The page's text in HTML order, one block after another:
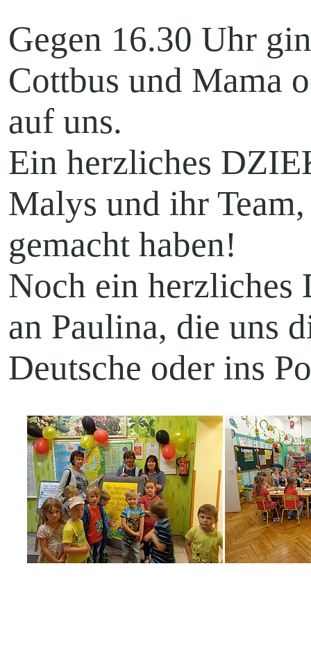
Gegen 16.30 Uhr
Cottbus und Mama
auf uns.
Ein herzliches
Malys und ihr
gemacht haben!
Noch ein
an Paulina, die uns
Deutsche oder ins